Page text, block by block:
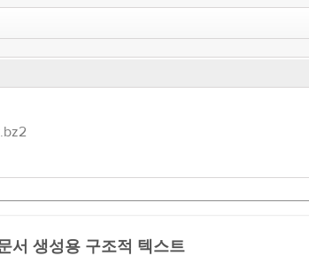
서 생성용 구조적 텍스트